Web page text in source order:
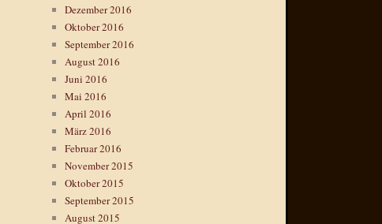
Dezember 2016
Oktober 2016
September 2016
August 2016
Juni 2016
Mai 2016
April 2016
März 2016
Februar 2016
November 2015
Oktober 2015
September 2015
August 2015